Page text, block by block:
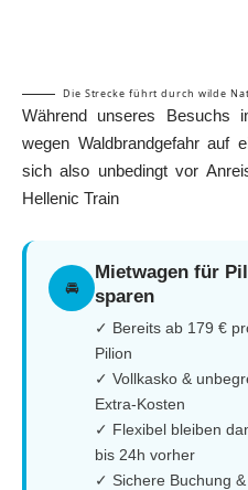
Die Strecke führt durch wilde
Während unseres Besuchs
wegen Waldbrandgefahr auf
sich also unbedingt vor
Hellenic Train
🚘
Mietwagen für
sparen
✓ Bereits ab 179 €
Pilion
✓ Vollkasko &
Extra-Kosten
✓ Flexibel bleiben
bis 24h vorher
✓ Sichere Buchung